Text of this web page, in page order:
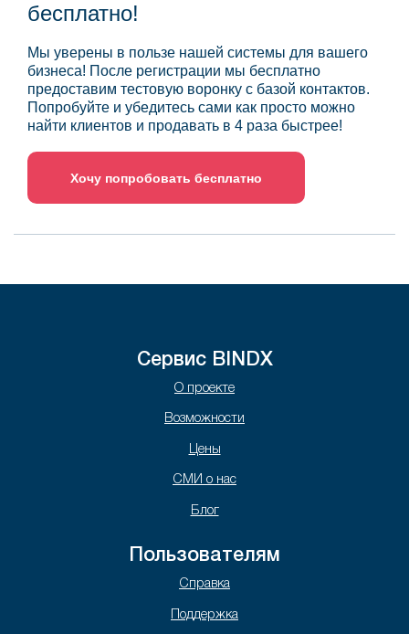
бесплатно!
Мы уверены в пользе нашей системы для вашего
бизнеса! После регистрации мы бесплатно
предоставим тестовую воронку с базой контактов.
Попробуйте и убедитесь сами как просто можно
найти клиентов и продавать в 4 раза быстрее!
Хочу попробовать бесплатно
Сервис BINDX
О проекте
Возможности
Цены
СМИ о нас
Блог
Пользователям
Справка
Поддержка